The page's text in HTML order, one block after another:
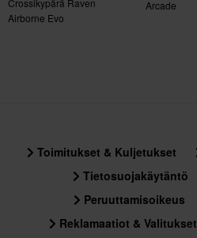
ECE 22.05
Crossikypärä Raven
Airborne Evo
Arcade
Toimitukset & Kuljetukset
Tietosuojakäytäntö
Peruuttamisoikeus
Reklamaatiot & Valitukset